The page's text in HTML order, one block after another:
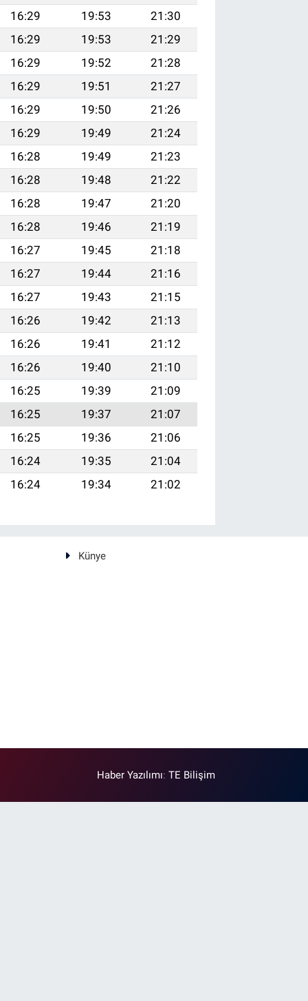
16:29 19:53
21:30
16:29 19:53
21:29
16:29 19:52
21:28
16:29 19:51
21:27
16:29 19:50
21:26
16:29 19:49
21:24
16:28 19:49
21:23
16:28 19:48
21:22
16:28 19:47
21:20
16:28 19:46
21:19
16:27 19:45
21:18
16:27 19:44
21:16
16:27 19:43
21:15
16:26 19:42
21:13
16:26 19:41
21:12
16:26 19:40
21:10
16:25 19:39
21:09
16:25 19:37
21:07
16:25 19:36
21:06
16:24 19:35
21:04
16:24 19:34 21:02
Künye
Haber Yazılımı:TE Bilişim